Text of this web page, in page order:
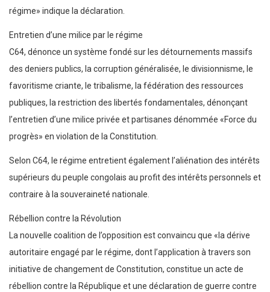
régime» indique la déclaration.
Entretien d’une milice par le régime
C64, dénonce un système fondé sur les détournements massifs
des deniers publics, la corruption généralisée, le divisionnisme, le
favoritisme criante, le tribalisme, la fédération des ressources
publiques, la restriction des libertés fondamentales, dénonçant
l’entretien d’une milice privée et partisanes dénommée «Force du
progrès» en violation de la Constitution.
Selon C64, le régime entretient également l’aliénation des intérêts
supérieurs du peuple congolais au profit des intérêts personnels et
contraire à la souveraineté nationale.
Rébellion contre la Révolution
La nouvelle coalition de l’opposition est convaincu que «la dérive
autoritaire engagé par le régime, dont l’application à travers son
initiative de changement de Constitution, constitue un acte de
rébellion contre la République et une déclaration de guerre contre